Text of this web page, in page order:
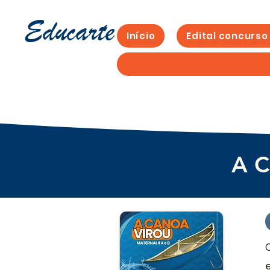
Educarte Início Edital
A